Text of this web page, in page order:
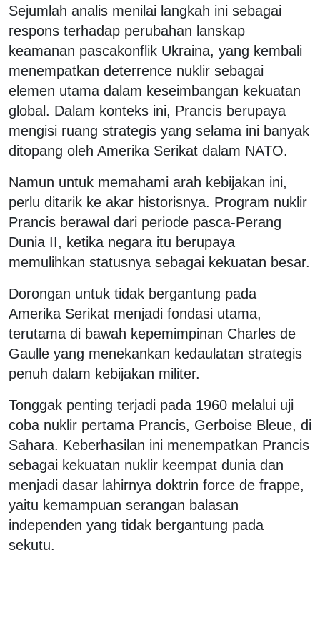
Sejumlah analis menilai langkah ini sebagai
respons terhadap perubahan lanskap
keamanan pascakonflik Ukraina, yang kembali
menempatkan deterrence nuklir sebagai
elemen utama dalam keseimbangan kekuatan
global. Dalam konteks ini, Prancis berupaya
mengisi ruang strategis yang selama ini banyak
ditopang oleh Amerika Serikat dalam NATO.
Namun untuk memahami arah kebijakan ini,
perlu ditarik ke akar historisnya. Program nuklir
Prancis berawal dari periode pasca-Perang
Dunia II, ketika negara itu berupaya
memulihkan statusnya sebagai kekuatan besar.
Dorongan untuk tidak bergantung pada
Amerika Serikat menjadi fondasi utama,
terutama di bawah kepemimpinan Charles de
Gaulle yang menekankan kedaulatan strategis
penuh dalam kebijakan militer.
Tonggak penting terjadi pada 1960 melalui uji
coba nuklir pertama Prancis, Gerboise Bleue, di
Sahara. Keberhasilan ini menempatkan Prancis
sebagai kekuatan nuklir keempat dunia dan
menjadi dasar lahirnya doktrin force de frappe,
yaitu kemampuan serangan balasan
independen yang tidak bergantung pada
sekutu.